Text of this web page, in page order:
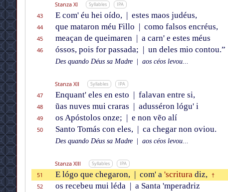
Stanza XI Syllables IPA
43 E com' éu hei oído, | estes maos judéus,
44
que mataron méu Fillo | como falsos encréus,
45
meaçan de queimaren | a carn' e estes méus
46
óssos, pois for passada; | un deles mio contou.”
Des quando Déus sa Madre
aos céos levou...
Stanza XII Syllables IPA
47 Enquant' eles en esto | falavan entre si,
48
ũas nuves mui craras | adusséron lógu' i
49
os Apóstolos onze; | e non vẽo alí
50
Santo Tomás con eles, | ca chegar non oviou.
Des quando Déus sa Madre
aos céos levou...
Stanza XIII Syllables IPA
51 E lógo que chegaron, | com' a 'scrituradiz, †
52
os recebeu mui léda | a Santa 'mperadriz